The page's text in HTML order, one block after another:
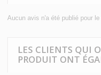
Aucun avis n'a été publié pour
LES CLIENTS QUI
PRODUIT ONT